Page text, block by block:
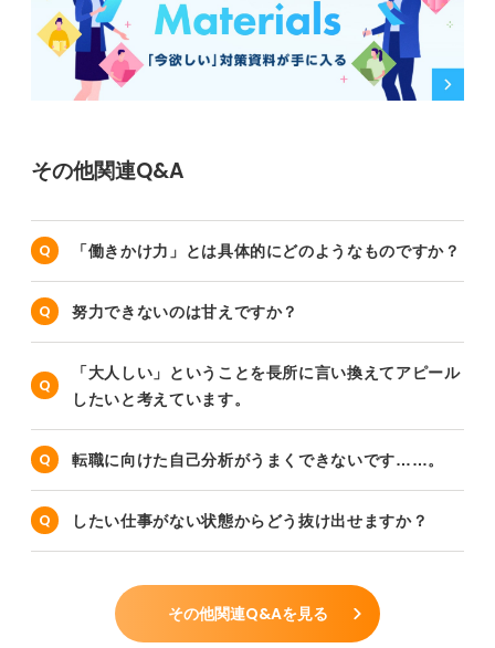
その他関連Q&A
「働きかけ力」とは具体的にどのようなものですか？
努力できないのは甘えですか？
「大人しい」ということを長所に言い換えてアピール
したいと考えています。
転職に向けた自己分析がうまくできないです……。
したい仕事がない状態からどう抜け出せますか？
その他関連Q&Aを見る